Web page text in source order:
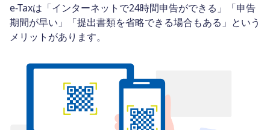
e-Taxは「インターネットで24時間申告ができる」「申告
期間が早い」「提出書類を省略できる場合もある」という
メリットがあります。